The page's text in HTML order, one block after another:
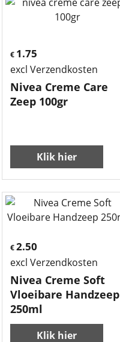
€ 1.75
excl Verzendkosten
Nivea Creme Care
Zeep 100gr
Klik hier
€ 2.50
excl Verzendkosten
Nivea Creme Soft
Vloeibare Handzeep
250ml
Klik hier